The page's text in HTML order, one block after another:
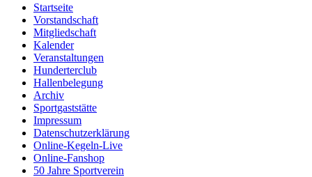
Startseite
Vorstandschaft
Mitgliedschaft
Kalender
Veranstaltungen
Hunderterclub
Hallenbelegung
Archiv
Sportgaststätte
Impressum
Datenschutzerklärung
Online-Kegeln-Live
Online-Fanshop
50 Jahre Sportverein